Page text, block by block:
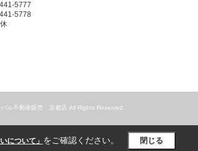
5777
5778
ル不動産販売 京都店 All Rights Reserved.
について」 をご確認ください。 閉じる